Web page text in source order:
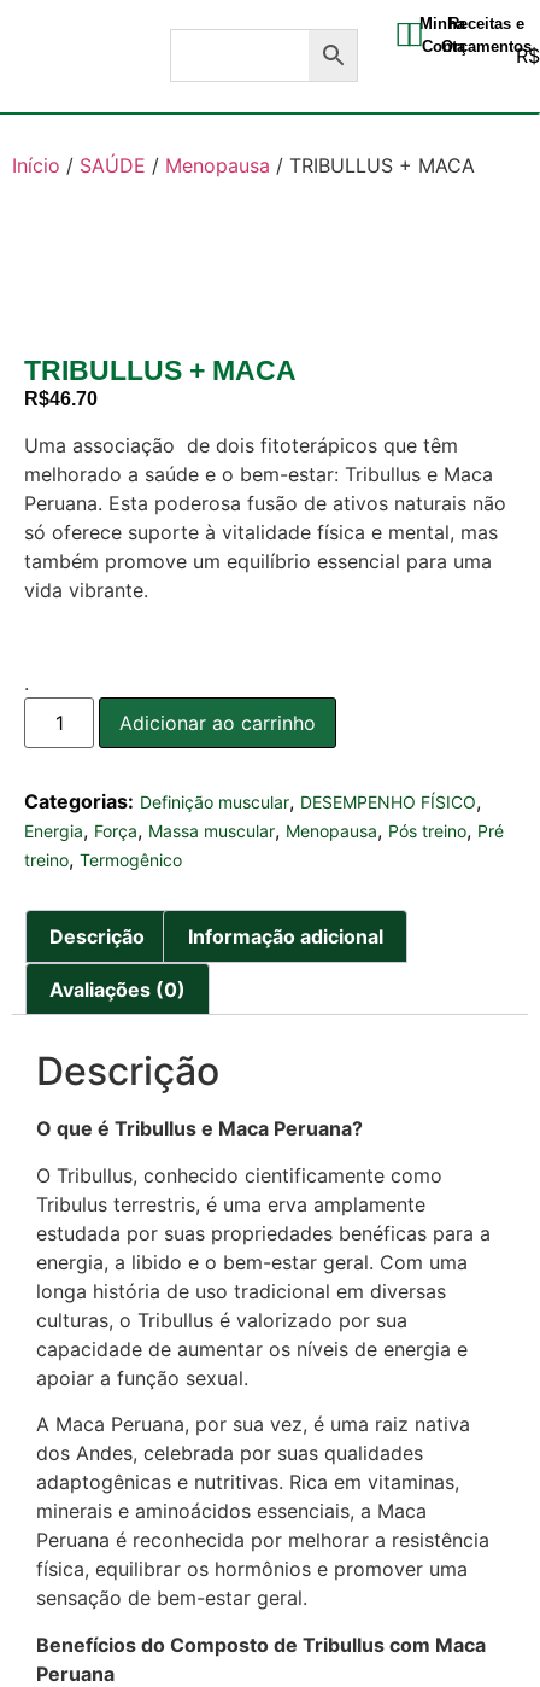
Minha
Conta
Receitas e
Orçamentos
R$
Início / SAÚDE / Menopausa / TRIBULLUS + MACA
TRIBULLUS + MACA
R$46.70
Uma associação de dois fitoterápicos que têm
melhorado a saúde e o bem-estar: Tribullus e Maca
Peruana. Esta poderosa fusão de ativos naturais não
só oferece suporte à vitalidade física e mental, mas
também promove um equilíbrio essencial para uma
vida vibrante.
.
Adicionar ao carrinho
Categorias: Definição muscular, DESEMPENHO FÍSICO,
Energia, Força, Massa muscular, Menopausa, Pós treino, Pré
treino, Termogênico
Descrição Informação adicional
Avaliações (0)
Descrição
O que é Tribullus e Maca Peruana?
O Tribullus, conhecido cientificamente como
Tribulus terrestris, é uma erva amplamente
estudada por suas propriedades benéficas para a
energia, a libido e o bem-estar geral. Com uma
longa história de uso tradicional em diversas
culturas, o Tribullus é valorizado por sua
capacidade de aumentar os níveis de energia e
apoiar a função sexual.
A Maca Peruana, por sua vez, é uma raiz nativa
dos Andes, celebrada por suas qualidades
adaptogênicas e nutritivas. Rica em vitaminas,
minerais e aminoácidos essenciais, a Maca
Peruana é reconhecida por melhorar a resistência
física, equilibrar os hormônios e promover uma
sensação de bem-estar geral.
Benefícios do Composto de Tribullus com Maca
Peruana